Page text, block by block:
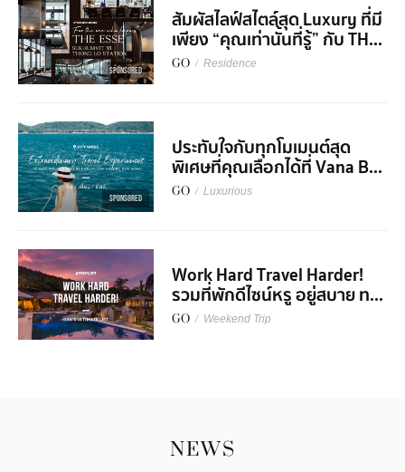
SPONSORED
สัมผัสไลฟ์สไตล์สุด Luxury ที่มี
เพียง “คุณเท่านั้นที่รู้” กับ TH...
GO / Residence
SPONSORED
ประทับใจกับทุกโมเมนต์สุด
พิเศษที่คุณเลือกได้ที่ Vana B...
GO / Luxurious
Work Hard Travel Harder!
รวมที่พักดีไซน์หรู อยู่สบาย ท...
GO / Weekend Trip
NEWS